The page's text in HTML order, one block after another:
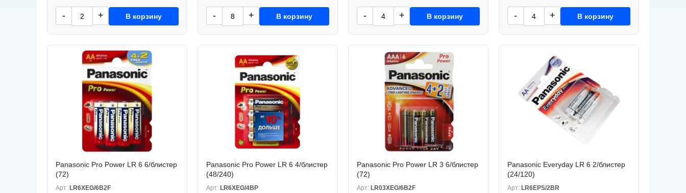
- + В корзину - + В корзину - + В корзину - + В корзину
Panasonic Pro Power LR 6 6/блистер
(72)
Арт: LR6XEG/6B2F
Panasonic Pro Power LR 6 4/блистер
(48/240)
Арт: LR6XEG/4BP
Panasonic Pro Power LR 3 6/блистер
(72)
Арт: LR03XEG/6B2F
Panasonic Everyday LR 6 2/блистер
(24/120)
Арт: LR6EPS/2BR